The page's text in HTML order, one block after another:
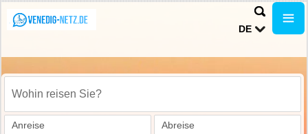
DE
Wohin reisen Sie?
Anreise Abreise